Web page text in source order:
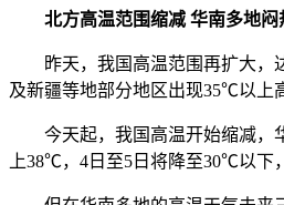
北方高温范围缩减 华南多地闷
昨天，我国高温范围再扩大，达
及新疆等地部分地区出现35℃以上
今天起，我国高温开始缩减，华
上38℃，4日至5日将降至30℃以下